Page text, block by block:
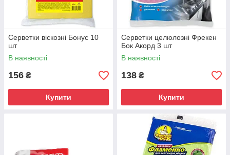
Серветки віскозні Бонус 10
шт
В наявності
156 ₴
Купити
Серветки целюлозні Фрекен
Бок Акорд 3 шт
В наявності
138 ₴
Купити